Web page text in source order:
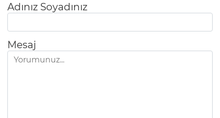
Adınız Soyadınız
Mesaj